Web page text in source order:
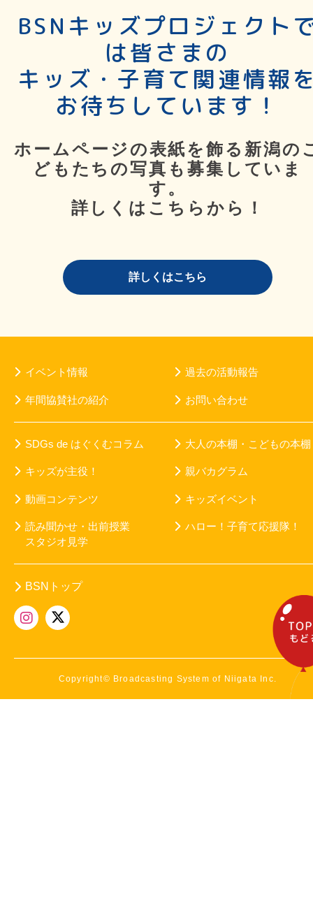
BSNキッズプロジェクト
は皆さまの
キッズ・子育て関連情報
お待ちしています！
ホームページの表紙を飾る新潟の
どもたちの写真も募集していま
す。
詳しくはこちらから！
詳しくはこちら
イベント情報 過去の活動報告
年間協賛社の紹介 お問い合わせ
SDGs de はぐくむコラム 大人の本棚・こどもの本棚
キッズが主役！ 親バカグラム
動画コンテンツ キッズイベント
読み聞かせ・出前授業
スタジオ見学
ハロー！子育て応援隊！
BSNトップ
Copyright© Broadcasting System of Niigata Inc.